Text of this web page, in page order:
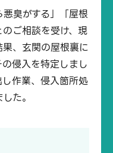
悪臭がする」「屋根
ご相談を受け、現
、玄関の屋根裏に
侵入を特定しまし
作業、侵入箇所処
た。